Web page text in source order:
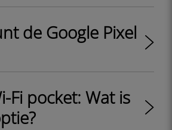
de Google Pixel
Fi pocket: Wat is